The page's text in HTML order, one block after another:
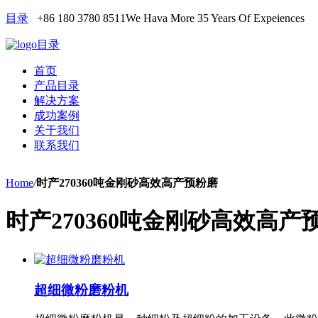
目录 +86 180 3780 8511We Hava More 35 Years Of Expeiences
目录
首页
产品目录
解决方案
成功案例
关于我们
联系我们
Home/时产270360吨金刚砂高效高产预粉磨
时产270360吨金刚砂高效高产
超细微粉磨粉机